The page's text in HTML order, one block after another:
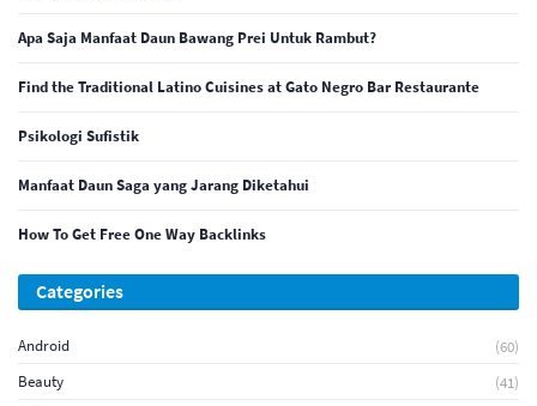
Apa Saja Manfaat Daun Bawang Prei Untuk Rambut?
Find the Traditional Latino Cuisines at Gato Negro Bar Restaurante
Psikologi Sufistik
Manfaat Daun Saga yang Jarang Diketahui
How To Get Free One Way Backlinks
Categories
Android
(60)
Beauty
(41)